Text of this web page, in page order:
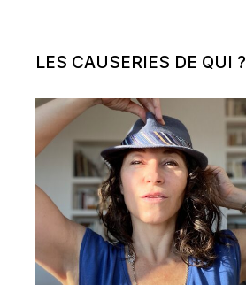
LES CAUSERIES DE QUI ?